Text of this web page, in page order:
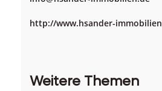
http://www.hsander-
Weitere Themen